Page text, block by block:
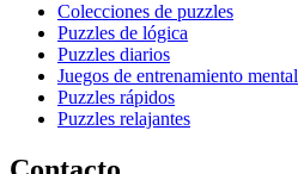
Colecciones de puzzles
Puzzles de lógica
Puzzles diarios
Juegos de entrenamiento mental
Puzzles rápidos
Puzzles relajantes